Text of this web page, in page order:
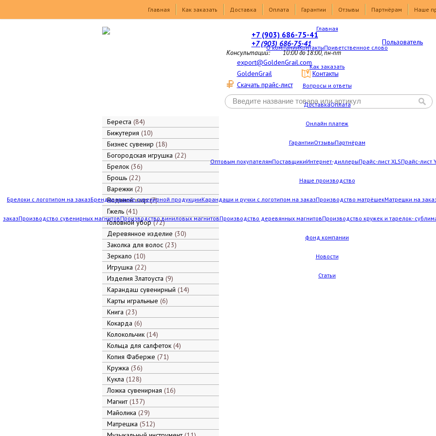
Главная
Как заказать Доставка Оплата Гарантии Отзывы Партнёрам Наше
Главная
О компанииКонтактыПриветственное слово
Как заказать
Вопросы и ответы
ДоставкаОплата
Онлайн платеж
ГарантииОтзывыПартнёрам
Оптовым покупателямПоставщикиИнтернет-диллерыПрайс-лист XLSПрайс-лист
Наше производство
Брелоки с логотипом на заказБрендирование сувенирной продукцииКарандаши и ручки с логотипом на заказПроизводство матрёшекМатрешки на
заказПроизводство сувенирных магнитовПроизводство виниловых магнитовПроизводство деревянных магнитовПроизводство кружек и тарелок-
фонд компании
Новости
Статьи
+7 (903) 686-75-41
+7 (903) 686-75-41
Консультации: 10:00 до 18:00, пн-пт
export@GoldenGrail.com
GoldenGrail
Скачать прайс-лист
Контакты
Пользователь
Береста 84
Бижутерия 10
Бизнес сувенир 18
Богородская игрушка 22
Брелок 36
Брошь 22
Варежки 2
Водяной шар 7
Гжель 41
Головной убор 72
Деревянное изделие 30
Заколка для волос 23
Зеркало 10
Игрушка 22
Изделия Златоуста 9
Карандаш сувенирный 14
Карты игральные 6
Книга 23
Кокарда 6
Колокольчик 14
Кольца для салфеток 4
Копия Фаберже 71
Кружка 36
Кукла 128
Ложка сувенирная 16
Магнит 137
Майолика 29
Матрешка 512